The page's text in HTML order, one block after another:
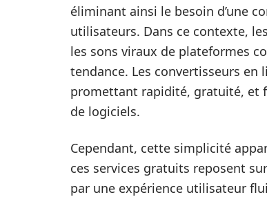
éliminant ainsi le besoin d’une
utilisateurs. Dans ce contexte,
les sons viraux de plateformes
tendance. Les convertisseurs
promettant rapidité, gratuité, et
de logiciels.
Cependant, cette simplicité
ces services gratuits reposent
par une expérience utilisateur